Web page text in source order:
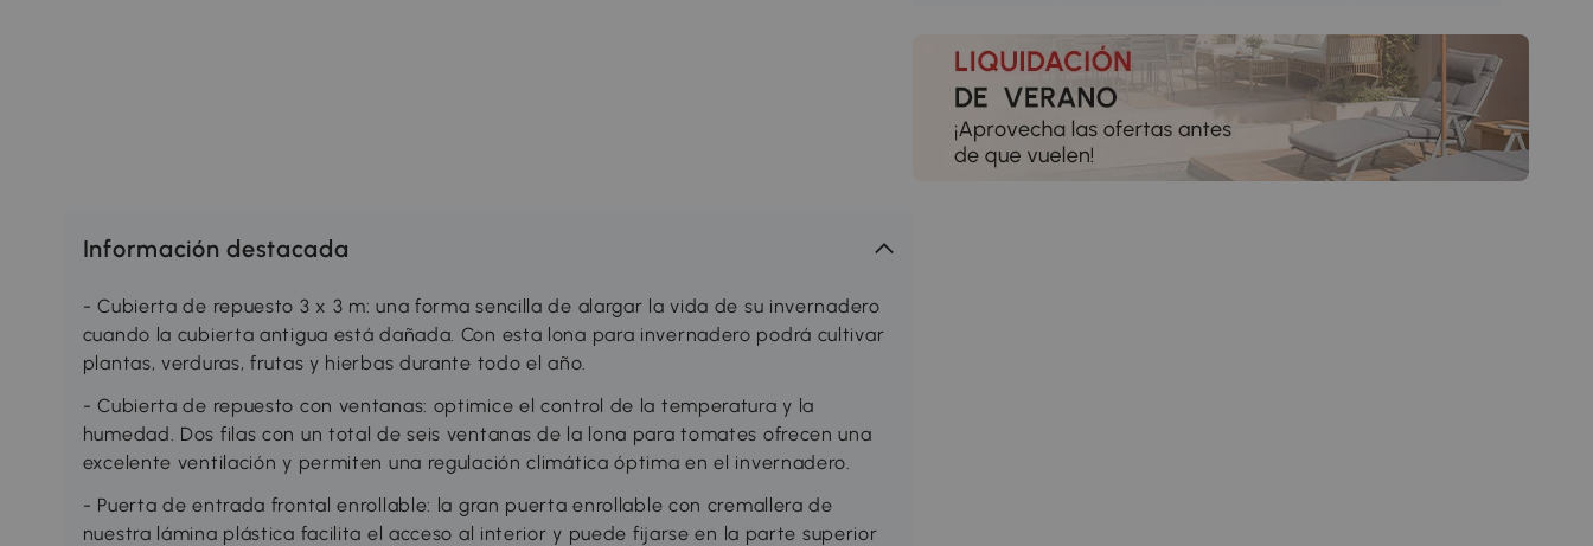
Información destacada
- Cubierta de repuesto 3 x 3 m: una forma sencilla de alargar la vida de su invernadero
cuando la cubierta antigua está dañada. Con esta lona para invernadero podrá cultivar
plantas, verduras, frutas y hierbas durante todo el año.
- Cubierta de repuesto con ventanas: optimice el control de la temperatura y la
humedad. Dos filas con un total de seis ventanas de la lona para tomates ofrecen una
excelente ventilación y permiten una regulación climática óptima en el invernadero.
- Puerta de entrada frontal enrollable: la gran puerta enrollable con cremallera de
nuestra lámina plástica facilita el acceso al interior y puede fijarse en la parte superior